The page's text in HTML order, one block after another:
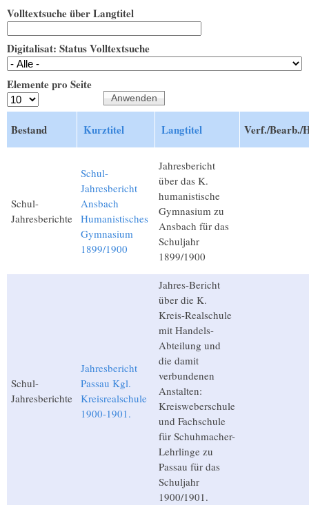
Volltextsuche über Langtitel
Digitalisat: Status Volltextsuche
Elemente pro Seite
Bestand Kurztitel Langtitel Verf./Bearb./
Schul-
Jahresberichte
Schul-
Jahresbericht
Ansbach
Humanistisches
Gymnasium
1899/1900
Jahresbericht
über das K.
humanistische
Gymnasium zu
Ansbach für das
Schuljahr
1899/1900
Schul-
Jahresberichte
Jahresbericht
Passau Kgl.
Kreisrealschule
1900-1901.
Jahres-Bericht
über die K.
Kreis-Realschule
mit Handels-
Abteilung und
die damit
verbundenen
Anstalten:
Kreisweberschule
und Fachschule
für Schuhmacher-
Lehrlinge zu
Passau für das
Schuljahr
1900/1901.